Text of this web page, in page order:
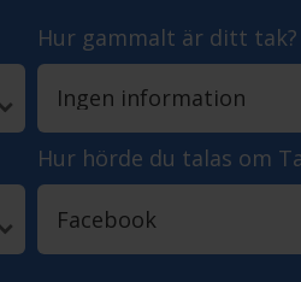
Hur gammalt är ditt tak?
Hur hörde du talas om